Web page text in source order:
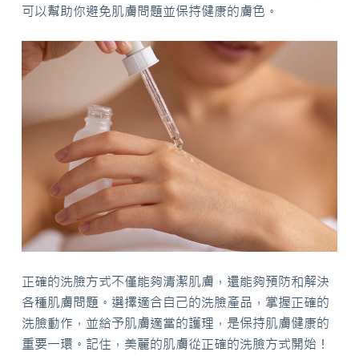
可以幫助你避免肌膚問題並保持健康的膚色。
正確的洗臉方式不僅能夠清潔肌膚，還能夠預防和解決
各種肌膚問題。選擇適合自己的洗臉產品，掌握正確的
洗臉動作，並給予肌膚適當的護理，是保持肌膚健康的
重要一環。記住，美麗的肌膚從正確的洗臉方式開始！